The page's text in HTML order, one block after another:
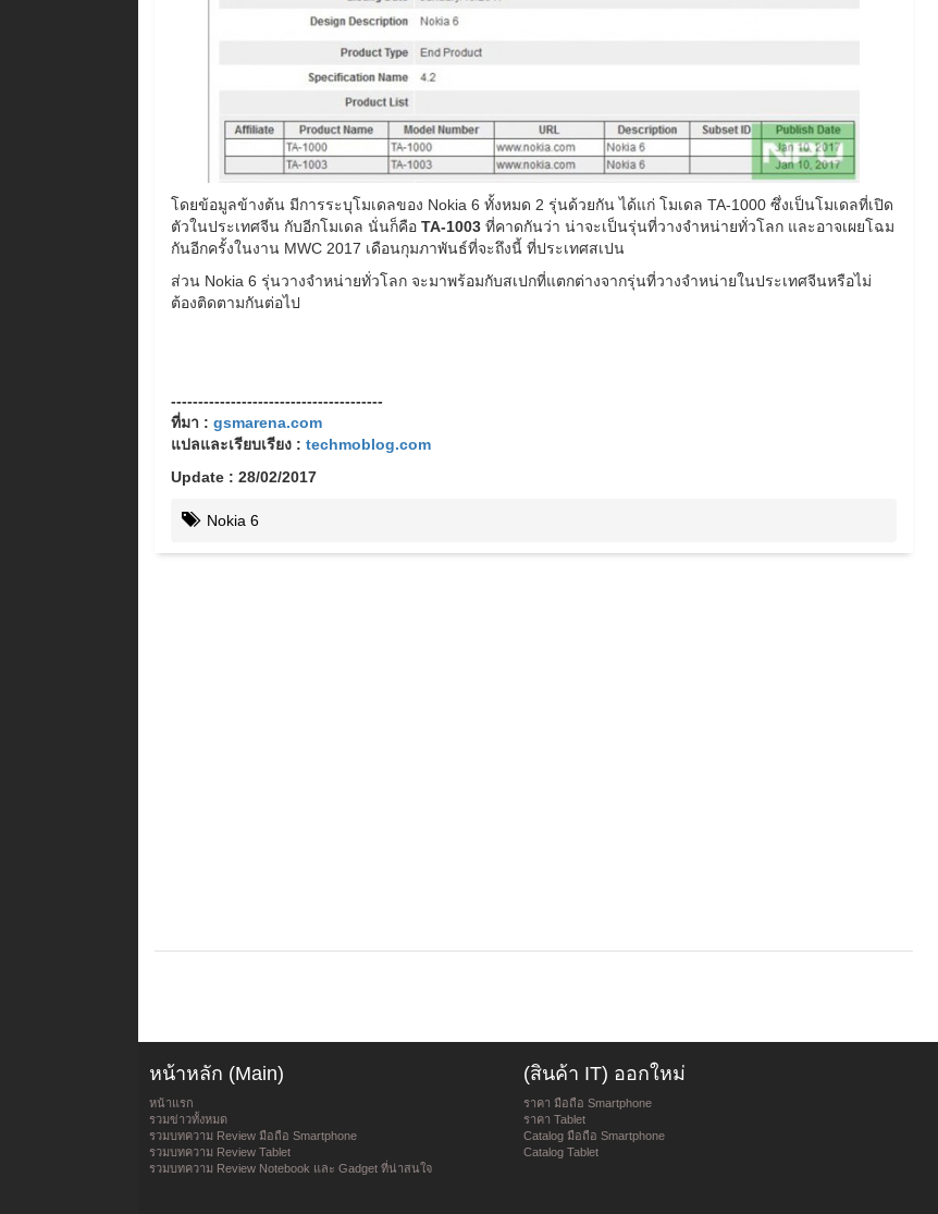
โดยข้อมูลข้างต้น มีการระบุโมเดลของ Nokia 6 ทั้งหมด 2 รุ่นด้วยกัน ได้แก่ โมเดล TA-1000 ซึ่งเป็นโมเดลที่เปิด
ตัวในประเทศจีน กับอีกโมเดล นั่นก็คือ TA-1003 ที่คาดกันว่า น่าจะเป็นรุ่นที่วางจำหน่ายทั่วโลก และอาจเผยโฉม
กันอีกครั้งในงาน MWC 2017 เดือนกุมภาพันธ์ที่จะถึงนี้ ที่ประเทศสเปน
ส่วน Nokia 6 รุ่นวางจำหน่ายทั่วโลก จะมาพร้อมกับสเปกที่แตกต่างจากรุ่นที่วางจำหน่ายในประเทศจีนหรือไม่
ต้องติดตามกันต่อไป
---------------------------------------
ที่มา : gsmarena.com
แปลและเรียบเรียง : techmoblog.com
Update : 28/02/2017
Nokia 6
หน้าหลัก (Main)
หน้าแรก
รวมข่าวทั้งหมด
รวมบทความ Review มือถือ Smartphone
รวมบทความ Review Tablet
รวมบทความ Review Notebook และ Gadget ที่น่าสนใจ
(สินค้า IT) ออกใหม่
ราคา มือถือ Smartphone
ราคา Tablet
Catalog มือถือ Smartphone
Catalog Tablet